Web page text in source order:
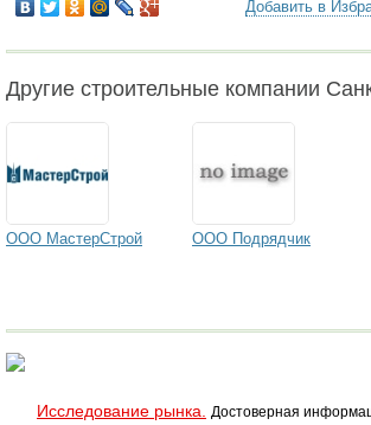
Добавить в
Другие строительные компании
ООО МастерСтрой ООО Подрядчик
Исследование рынка.
Достоверная